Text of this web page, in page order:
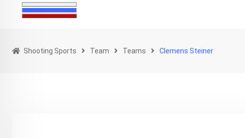
Shooting Sports Team Teams Clemens Steiner